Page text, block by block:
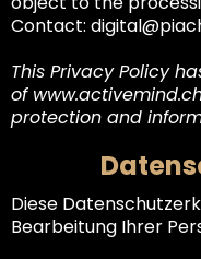
Contact:
This Privacy Policy
of
protection and
Diese
Bearbeitung Ihrer